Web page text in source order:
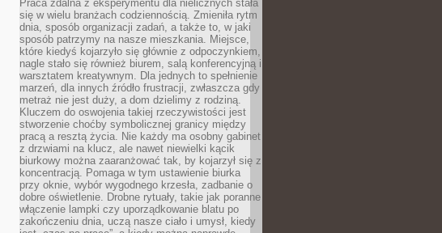
Praca zdalna z eksperymentu dla nielicznych stała
się w wielu branżach codziennością. Zmieniła rytm
dnia, sposób organizacji zadań, a także to, w jaki
sposób patrzymy na nasze mieszkania. Miejsce,
które kiedyś kojarzyło się głównie z odpoczynkiem,
nagle stało się również biurem, salą konferencyjną i
warsztatem kreatywnym. Dla jednych to spełnienie
marzeń, dla innych źródło frustracji, zwłaszcza gdy
metraż nie jest duży, a dom dzielimy z rodziną.
Kluczem do oswojenia takiej rzeczywistości jest
stworzenie choćby symbolicznej granicy między
pracą a resztą życia. Nie każdy ma osobny gabinet
z drzwiami na klucz, ale nawet niewielki kącik
biurkowy można zaaranżować tak, by kojarzył się z
koncentracją. Pomaga w tym ustawienie biurka
przy oknie, wybór wygodnego krzesła, zadbanie o
dobre oświetlenie. Drobne rytuały, takie jak poranne
włączenie lampki czy uporządkowanie blatu po
zakończeniu dnia, uczą nasze ciało i umysł, kiedy